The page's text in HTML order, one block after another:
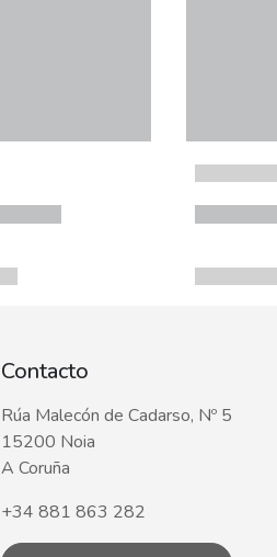
Contacto
Rúa Malecón de Cadarso, Nº 5
15200 Noia
A Coruña
+34 881 863 282